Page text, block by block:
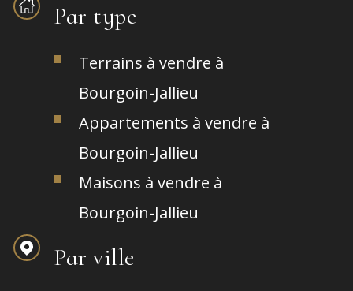
Par type
Terrains à vendre à
Bourgoin-Jallieu
Appartements à vendre à
Bourgoin-Jallieu
Maisons à vendre à
Bourgoin-Jallieu
Par ville